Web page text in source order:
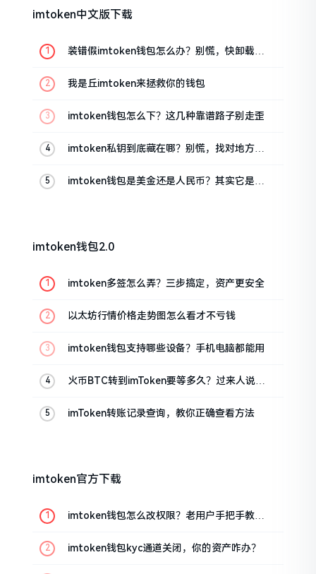
imtoken中文版下载
装错假imtoken钱包怎么办？别慌，快卸载，
我是丘imtoken来拯救你的钱包
imtoken钱包怎么下？这几种靠谱路子别走歪
imtoken私钥到底藏在哪？别慌，找对地方才
imtoken钱包是美金还是人民币？其实它是个
imtoken钱包2.0
imtoken多签怎么弄？三步搞定，资产更安全
以太坊行情价格走势图怎么看才不亏钱
imtoken钱包支持哪些设备？手机电脑都能用
火币BTC转到imToken要等多久？过来人说说
imToken转账记录查询，教你正确查看方法
imtoken官方下载
imtoken钱包怎么改权限？老用户手把手教你
imtoken钱包kyc通道关闭，你的资产咋办？